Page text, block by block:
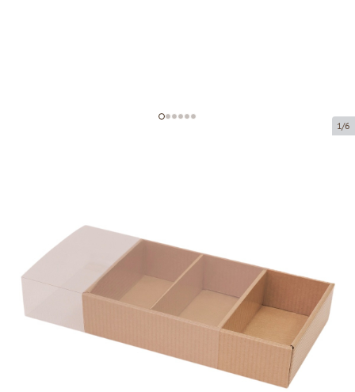
1/6
185 x 110 x 40 mm
Materjal:
pruun mikrolainepappkarp (lamineeritud)
Paksus:
1.5 mm
Toote saab kätte pakipunktist.